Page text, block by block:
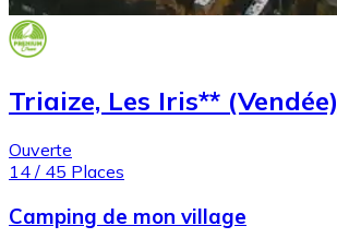
Triaize, Les Iris** (Vendée)
Ouverte
14 / 45 Places
Camping de mon village